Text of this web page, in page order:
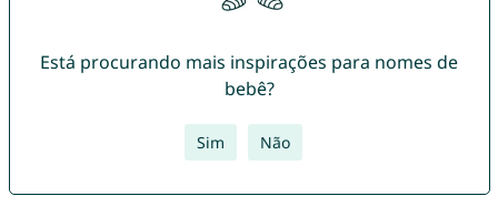
Está procurando mais inspirações para nomes de
bebê?
Sim Não